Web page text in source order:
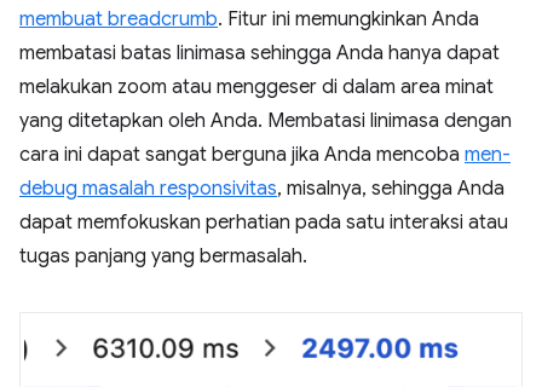
membuat breadcrumb. Fitur ini memungkinkan Anda
membatasi batas linimasa sehingga Anda hanya dapat
melakukan zoom atau menggeser di dalam area minat
yang ditetapkan oleh Anda. Membatasi linimasa dengan
cara ini dapat sangat berguna jika Anda mencoba men-
debug masalah responsivitas, misalnya, sehingga Anda
dapat memfokuskan perhatian pada satu interaksi atau
tugas panjang yang bermasalah.